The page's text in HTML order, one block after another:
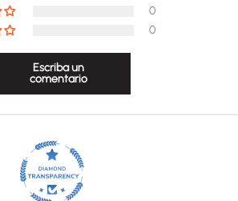
0
0
Escriba un
comentario